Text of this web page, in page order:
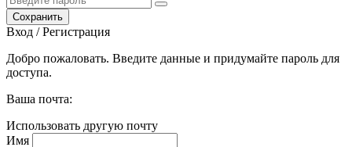
Сохранить
Вход / Регистрация
Добро пожаловать. Введите данные и придумайте пароль для
доступа.
Ваша почта:
Использовать другую почту
Имя